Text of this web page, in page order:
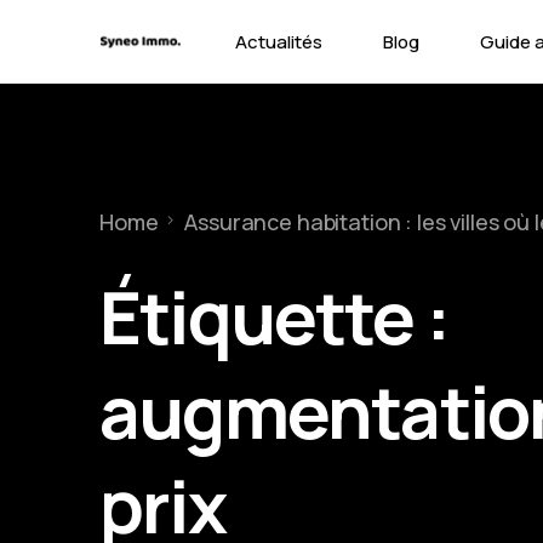
Actualités Blog Guide
Home Assurance habitation : les villes où
Étiquette :
prix